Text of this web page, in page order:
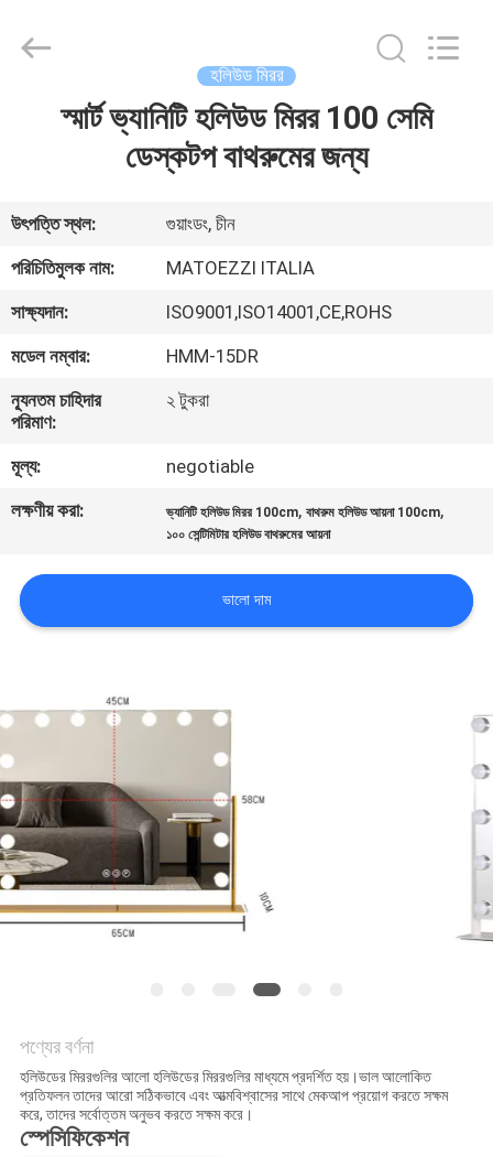
ভিডিও
VR
প্রদর্শন
আমাদের
সম্পর্কে
ভ্রমণ
যোগাযোগ
করুন
খবর
সব
উদ্ধৃতির
জন্য
আবেদন
Furniture
হলিউড মিরর
স্মার্ট ভ্যানিটি হলিউড মিরর 100 সেমি
ডেস্কটপ বাথরুমের জন্য
উৎপত্তি স্থল:
গুয়াংডং, চীন
পরিচিতিমুলক নাম:
MATOEZZI ITALIA
সাক্ষ্যদান:
ISO9001,ISO14001,CE,ROHS
মডেল নম্বার:
HMM-15DR
ন্যূনতম চাহিদার
পরিমাণ:
২ টুকরা
মূল্য:
negotiable
লক্ষণীয় করা:
ভ্যানিটি হলিউড মিরর 100cm,বাথরুম হলিউড আয়না 100cm,
১০০ সেন্টিমিটার হলিউড বাথরুমের আয়না
ভালো দাম
পণ্যের বর্ণনা
হলিউডের মিররগুলির আলো হলিউডের মিররগুলির মাধ্যমে প্রদর্শিত হয়।ভাল আলোকিত
প্রতিফলন তাদের আরো সঠিকভাবে এবং আত্মবিশ্বাসের সাথে মেকআপ প্রয়োগ করতে সক্ষম
করে, তাদের সর্বোত্তম অনুভব করতে সক্ষম করে।
স্পেসিফিকেশন